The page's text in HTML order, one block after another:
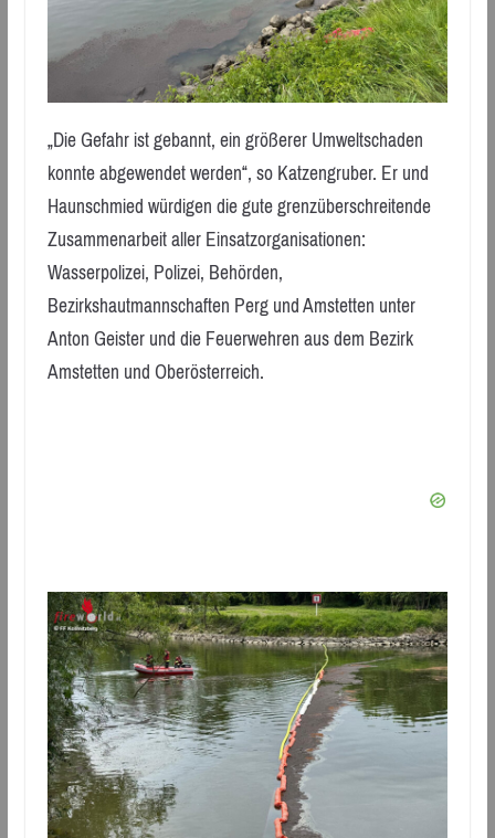
„Die Gefahr ist gebannt, ein größerer Umweltschaden
konnte abgewendet werden“, so Katzengruber. Er und
Haunschmied würdigen die gute grenzüberschreitende
Zusammenarbeit aller Einsatzorganisationen:
Wasserpolizei, Polizei, Behörden,
Bezirkshautmannschaften Perg und Amstetten unter
Anton Geister und die Feuerwehren aus dem Bezirk
Amstetten und Oberösterreich.